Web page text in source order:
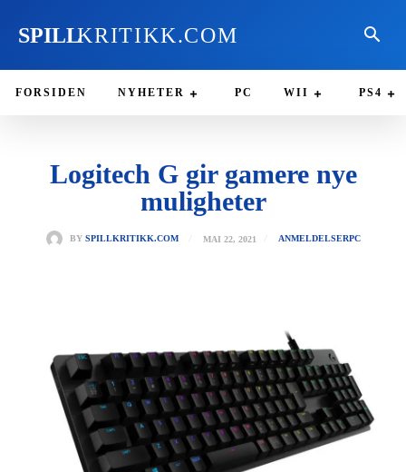
SPILLKRITIKK.COM
FORSIDEN NYHETER PC WII PS4
Logitech G gir gamere nye
muligheter
BY SPILLKRITIKK.COM MAI 22, 2021 ANMELDELSERPC